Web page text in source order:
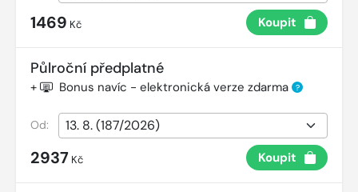
1469 Kč Koupit
Půlroční předplatné
+ Bonus navíc - elektronická verze zdarma ?
Od:
2937 Kč Koupit